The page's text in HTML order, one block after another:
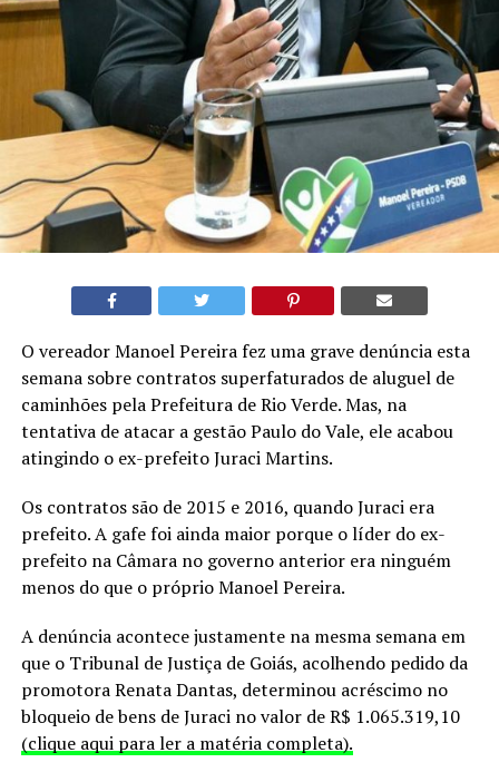
O vereador Manoel Pereira fez uma grave denúncia esta
semana sobre contratos superfaturados de aluguel de
caminhões pela Prefeitura de Rio Verde. Mas, na
tentativa de atacar a gestão Paulo do Vale, ele acabou
atingindo o ex-prefeito Juraci Martins.
Os contratos são de 2015 e 2016, quando Juraci era
prefeito. A gafe foi ainda maior porque o líder do ex-
prefeito na Câmara no governo anterior era ninguém
menos do que o próprio Manoel Pereira.
A denúncia acontece justamente na mesma semana em
que o Tribunal de Justiça de Goiás, acolhendo pedido da
promotora Renata Dantas, determinou acréscimo no
bloqueio de bens de Juraci no valor de R$ 1.065.319,10
(clique aqui para ler a matéria completa).